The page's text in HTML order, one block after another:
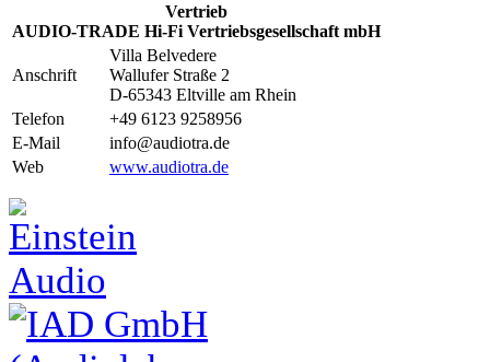
Vertrieb
AUDIO-TRADE Hi-Fi Vertriebsgesellschaft mbH
Anschrift
Villa Belvedere
Wallufer Straße 2
D-65343 Eltville am Rhein
Telefon
+49 6123 9258956
E-Mail
info@audiotra.de
Web
www.audiotra.de